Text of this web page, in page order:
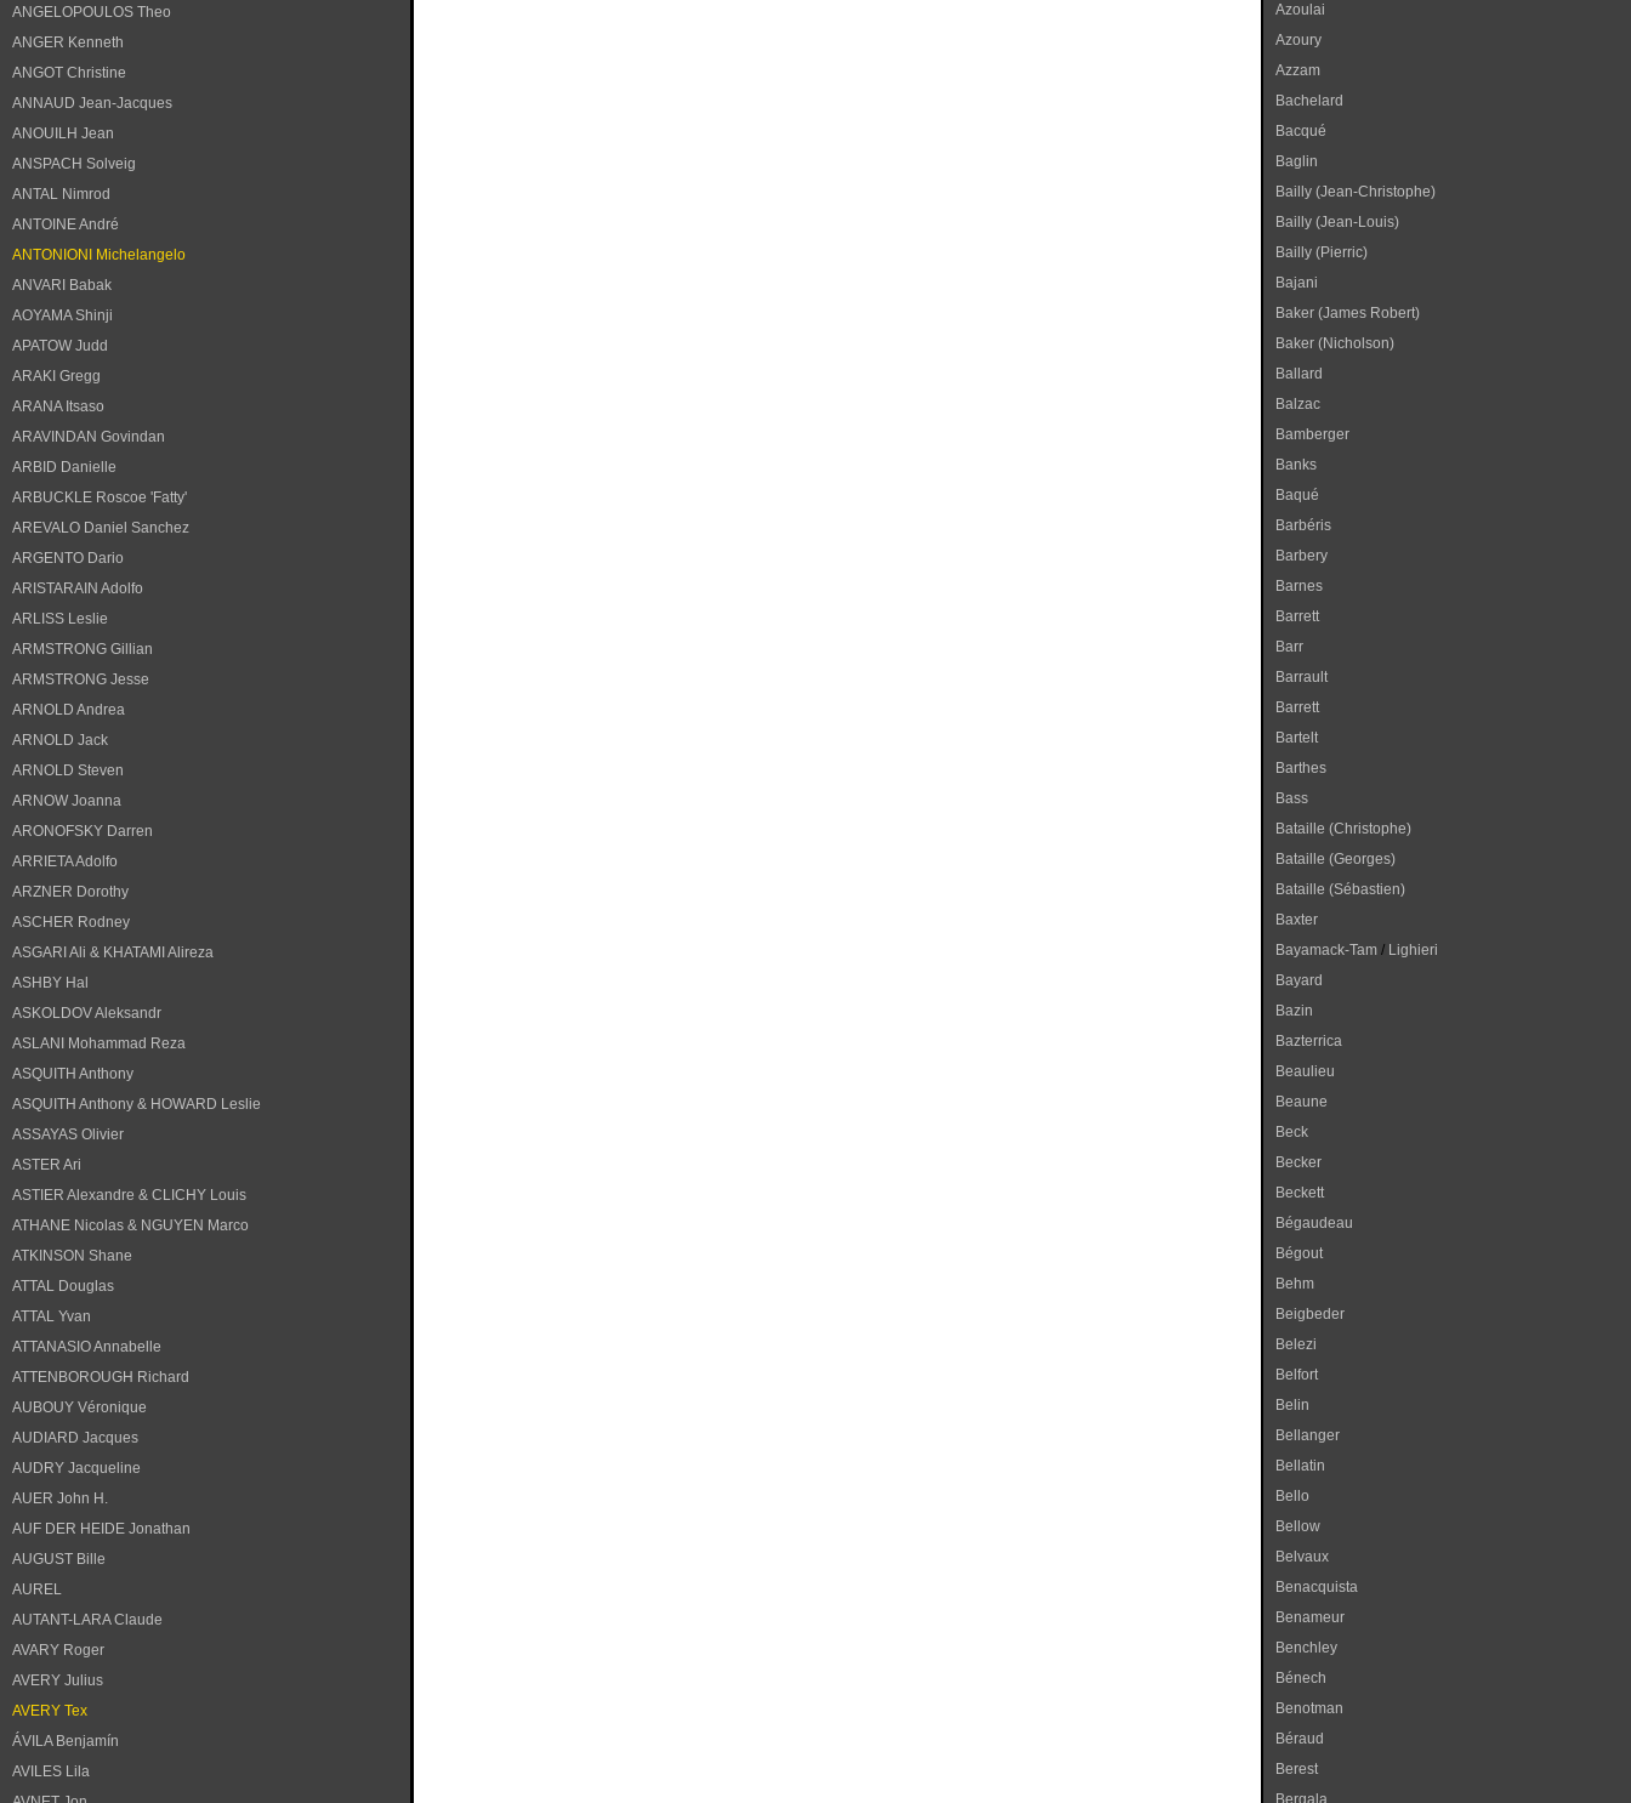
ANGELOPOULOS Theo
ANGER Kenneth
ANGOT Christine
ANNAUD Jean-Jacques
ANOUILH Jean
ANSPACH Solveig
ANTAL Nimrod
ANTOINE André
ANTONIONI Michelangelo
ANVARI Babak
AOYAMA Shinji
APATOW Judd
ARAKI Gregg
ARANA Itsaso
ARAVINDAN Govindan
ARBID Danielle
ARBUCKLE Roscoe 'Fatty'
AREVALO Daniel Sanchez
ARGENTO Dario
ARISTARAIN Adolfo
ARLISS Leslie
ARMSTRONG Gillian
ARMSTRONG Jesse
ARNOLD Andrea
ARNOLD Jack
ARNOLD Steven
ARNOW Joanna
ARONOFSKY Darren
ARRIETA Adolfo
ARZNER Dorothy
ASCHER Rodney
ASGARI Ali & KHATAMI Alireza
ASHBY Hal
ASKOLDOV Aleksandr
ASLANI Mohammad Reza
ASQUITH Anthony
ASQUITH Anthony & HOWARD Leslie
ASSAYAS Olivier
ASTER Ari
ASTIER Alexandre & CLICHY Louis
ATHANE Nicolas & NGUYEN Marco
ATKINSON Shane
ATTAL Douglas
ATTAL Yvan
ATTANASIO Annabelle
ATTENBOROUGH Richard
AUBOUY Véronique
AUDIARD Jacques
AUDRY Jacqueline
AUER John H.
AUF DER HEIDE Jonathan
AUGUST Bille
AUREL
AUTANT-LARA Claude
AVARY Roger
AVERY Julius
AVERY Tex
ÁVILA Benjamín
AVILES Lila
Azoulai
Azoury
Azzam
Bachelard
Bacqué
Baglin
Bailly (Jean-Christophe)
Bailly (Jean-Louis)
Bailly (Pierric)
Bajani
Baker (James Robert)
Baker (Nicholson)
Ballard
Balzac
Bamberger
Banks
Baqué
Barbéris
Barbery
Barnes
Barrett
Barr
Barrault
Barrett
Bartelt
Barthes
Bass
Bataille (Christophe)
Bataille (Georges)
Bataille (Sébastien)
Baxter
Bayamack-Tam / Lighieri
Bayard
Bazin
Bazterrica
Beaulieu
Beaune
Beck
Becker
Beckett
Bégaudeau
Bégout
Behm
Beigbeder
Belezi
Belfort
Belin
Bellanger
Bellatin
Bello
Bellow
Belvaux
Benacquista
Benameur
Benchley
Bénech
Benotman
Béraud
Berest
Bergala